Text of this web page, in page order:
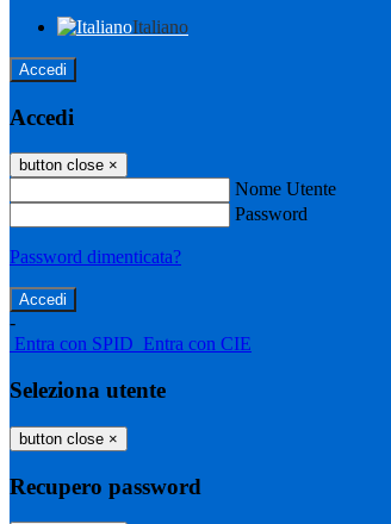
Italiano
Accedi
Accedi
button close ×
Nome Utente
Password
Password dimenticata?
-
Entra con SPID Entra con CIE
Seleziona utente
button close ×
Recupero password